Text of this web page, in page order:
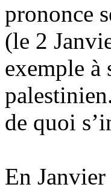
prononce
(le 2
exemple
de quoi
En